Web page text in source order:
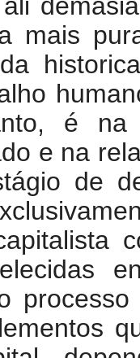
mais
é na
e na
de